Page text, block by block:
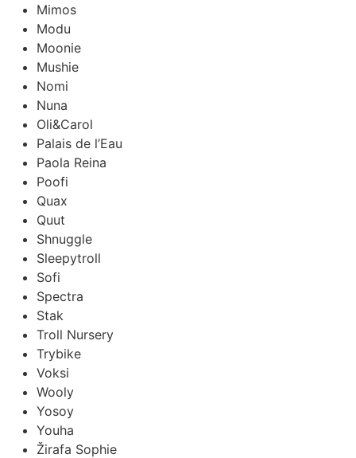
Mimos
Modu
Moonie
Mushie
Nomi
Nuna
Oli&Carol
Palais de l’Eau
Paola Reina
Poofi
Quax
Quut
Shnuggle
Sleepytroll
Sofi
Spectra
Stak
Troll Nursery
Trybike
Voksi
Wooly
Yosoy
Youha
Žirafa Sophie